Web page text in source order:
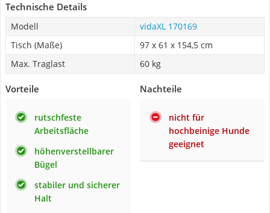
Technische Details
Modell
vidaXL 170169
Tisch (Maße)
‎97 x 61 x 154,5 cm
Max. Traglast
60 kg
Vorteile
rutschfeste
Arbeitsfläche
höhenverstellbarer
Bügel
stabiler und sicherer
Halt
Nachteile
nicht für
hochbeinige Hunde
geeignet